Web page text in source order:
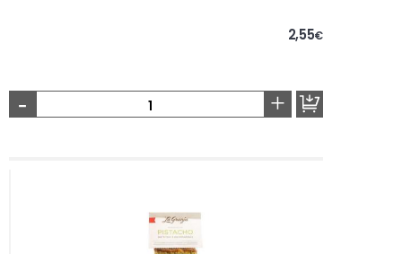
2,55€
- +